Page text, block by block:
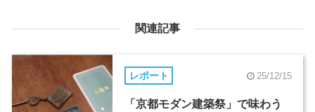
関連記事
レポート 25/12/15
「京都モダン建築祭」で味わう